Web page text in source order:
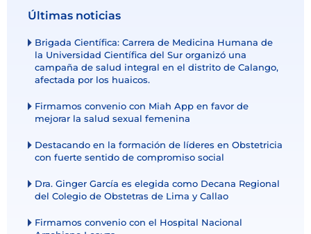
Últimas noticias
Brigada Científica: Carrera de Medicina Humana de
la Universidad Científica del Sur organizó una
campaña de salud integral en el distrito de Calango,
afectada por los huaicos.
Firmamos convenio con Miah App en favor de
mejorar la salud sexual femenina
Destacando en la formación de líderes en Obstetricia
con fuerte sentido de compromiso social
Dra. Ginger García es elegida como Decana Regional
del Colegio de Obstetras de Lima y Callao
Firmamos convenio con el Hospital Nacional